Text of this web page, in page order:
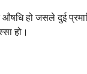
औषधि हो जसले दुई
हो।